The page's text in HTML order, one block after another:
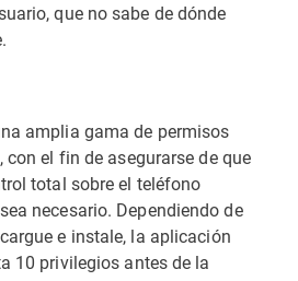
que no sabe de dónde
amplia gama de permisos
el fin de asegurarse de que
total sobre el teléfono
necesario. Dependiendo de
e instale, la aplicación
10 privilegios antes de la